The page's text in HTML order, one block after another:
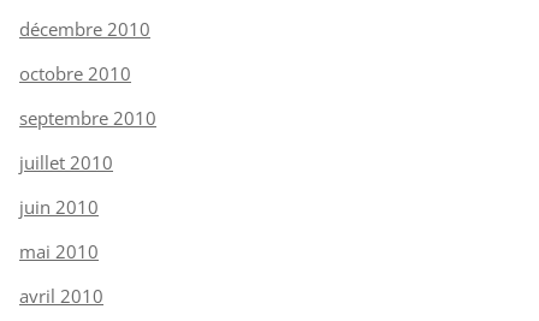
décembre 2010
octobre 2010
septembre 2010
juillet 2010
juin 2010
mai 2010
avril 2010